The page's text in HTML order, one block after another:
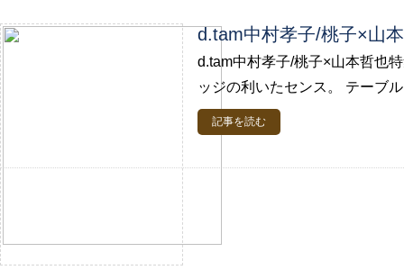
d.tam中村孝子/桃子×山
d.tam中村孝子/桃子×山本哲也
ッジの利いたセンス。 テーブ
記事を読む